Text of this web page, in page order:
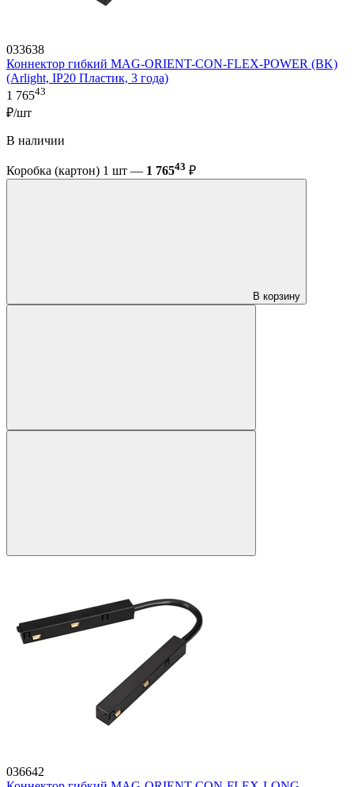
033638
Коннектор гибкий MAG-ORIENT-CON-FLEX-POWER (BK)
(Arlight, IP20 Пластик, 3 года)
1 76543
₽/шт
В наличии
Коробка (картон) 1 шт — 1 76543 ₽
В корзину
036642